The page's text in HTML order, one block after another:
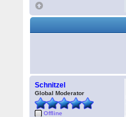
Schnitzel
Global Moderator
Offline